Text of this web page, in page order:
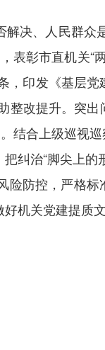
决、人民群
彰市直机关“
印发《基层党
改提升。突
结合上级巡视
纠治“脚尖上
防控，严格
机关党建提质文